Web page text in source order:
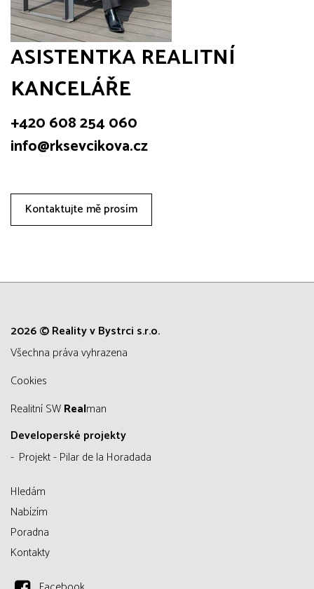
ASISTENTKA REALITNÍ
KANCELÁŘE
+420 608 254 060
info@rksevcikova.cz
Kontaktujte mě prosím
2026 © Reality v Bystrci s.r.o.
všechna práva vyhrazena
Cookies
Realitní SWRealman
Developerské projekty
Projekt - Pilar de la Horadada
Hledám
Nabízím
Poradna
Kontakty